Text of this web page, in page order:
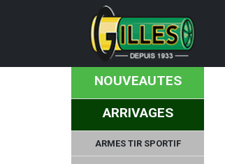
NOUVEAUTES
ARRIVAGES
ARMES TIR SPORTIF